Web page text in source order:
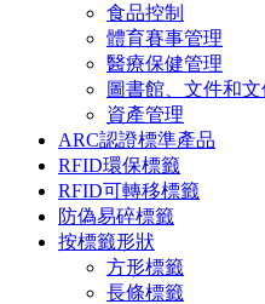
食品控制
體育賽事管理
醫療保健管理
圖書館、文件和
資產管理
ARC認證標準產品
RFID環保標籤
RFID可轉移標籤
防偽易碎標籤
按標籤形狀
方形標籤
長條標籤